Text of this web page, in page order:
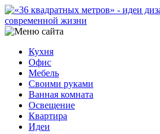
Кухня
Офис
Мебель
Своими руками
Ванная комната
Освещение
Квартира
Идеи